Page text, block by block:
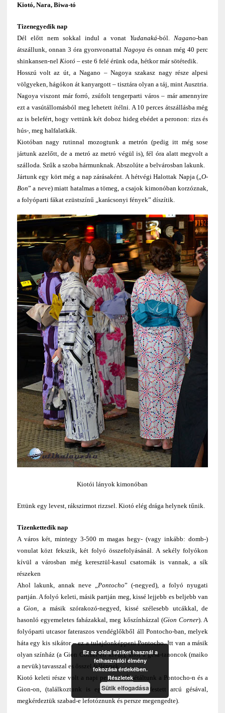
Kiotó, Nara, Biwa-tó
Tizenegyedik nap
Dél előtt nem sokkal indul a vonat Yudanaká-ból. Nagano-ban
átszállunk, onnan 3 óra gyorsvonattal Nagoya és onnan még 40 perc
shinkansen-nel Kiotó – este 6 felé érünk oda, hétkor már sötétedik.
Hosszú volt az út, a Nagano – Nagoya szakasz nagy része alpesi
völgyeken, hágókon át kanyargott – tisztára olyan a táj, mint Ausztria.
Nagoya viszont már forró, zsúfolt tengerparti város – már amennyire
ezt a vasútállomásból meg lehetett ítélni. A 10 perces átszállásba még
az is belefért, hogy vettünk két doboz hideg ebédet a peronon: rizs és
hús-, meg halfalatkák.
Kiotóban nagy rutinnal mozogtunk a metrón (pedig itt még sose
jártunk azelőtt, de a metró az metró végül is), fél óra alatt megvolt a
szálloda. Szűk a szoba hármunknak. Abszolúte a belvárosban lakunk.
Jártunk egy kört még a nap zárásaként. A hétvégi Halottak Napja („O-
Bon” a neve) miatt hatalmas a tömeg, a csajok kimonóban korzóznak,
a folyóparti fákat ezüstszínű „karácsonyi fények” díszítik.
Kiotói lányok kimonóban
Ettünk egy levest, rákszirmot rizzsel. Kiotó elég drága helynek tűnik.
Tizenkettedik nap
A város két, mintegy 3-500 m magas hegy- (vagy inkább: domb-)
vonulat közt fekszik, két folyó összefolyásánál. A sekély folyókon
kívül a városban még keresztül-kasul csatornák is vannak, a sík
részeken
Ahol lakunk, annak neve „Pontocho” (-negyed), a folyó nyugati
partján. A folyó keleti, másik partján meg, kissé lejjebb es beljebb van
aGion, a másik szórakozó-negyed, kissé szélesebb utcákkal, de
hasonló egyemeletes faházakkal, meg kőszínházzal (Gion Corner). A
folyóparti utcasor fateraszos vendéglőkből áll Pontocho-ban, melyek
háta egy kis sikátor – ez a tulajdonképpeni Pontocho. Itt van a másik
olyan színház (a Gion Corner-en kívül), ahol a gésa-tanoncok (maiko
a nevük) tavasszal es ősszel fellépnek.
Kiotó keleti része volt a napi penzum. Átsétáltunk a Pontocho-n és a
Gion-on, (találkoztunk is egy igazi, fehérre festett arcú gésával,
megkérdeztük szabad-e lefotóznunk és persze megengedte).
Ez az oldal sütiket használ a
felhasználói élmény
fokozása érdekében.
Részletek
Sütik elfogadása